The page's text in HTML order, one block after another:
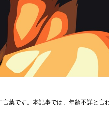
葉です。本記事では、年齢不詳と言